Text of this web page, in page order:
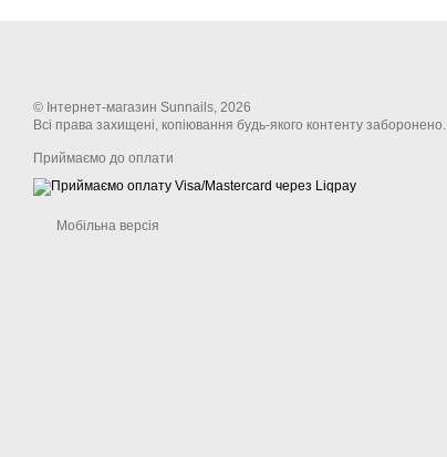
© Інтернет-магазин Sunnails, 2026
Всі права захищені, копіювання будь-якого контенту заборонено.
Приймаємо до оплати
Мобільна версія